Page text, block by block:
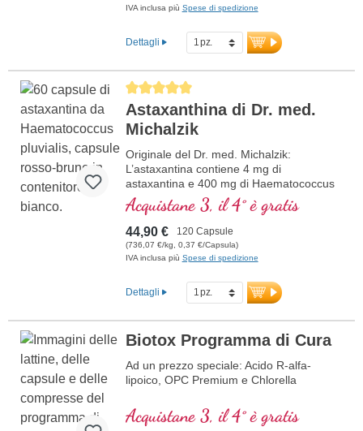
sull’Astaxantina
IVA inclusa più Spese di spedizione
Dettagli
Average rating of 5 out of 5 stars
Astaxanthina di Dr. med.
Michalzik
Originale del Dr. med. Michalzik:
L’astaxantina contiene 4 mg di
astaxantina e 400 mg di Haematococcus
pluvialis per dose giornaliera (1 capsula).
Questo estratto di alta qualità è ricco di
antiossidanti e privo di additivi. Il sigillo è
privo di alluminio.
sull’Astaxantina
Acquistane 3, il 4° è gratis
44,90 € 120 Capsule
(736,07 €/kg, 0,37 €/Capsula)
IVA inclusa più Spese di spedizione
Dettagli
Biotox Programma di Cura
Ad un prezzo speciale: Acido R-alfa-
lipoico, OPC Premium e Chlorella
Acquistane 3, il 4° è gratis